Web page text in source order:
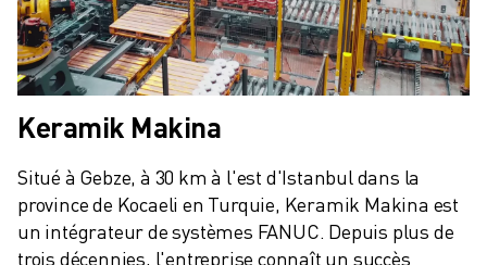
Keramik Makina
Situé à Gebze, à 30 km à l'est d'Istanbul dans la
province de Kocaeli en Turquie, Keramik Makina est
un intégrateur de systèmes FANUC. Depuis plus de
trois décennies, l'entreprise connaît un succès